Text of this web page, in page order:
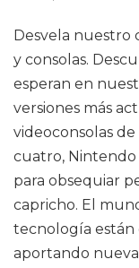
Desvela nuestro
y consolas.
esperan en
versiones más
videoconsolas
cuatro, Nintendo
para obsequiar
capricho. El
tecnología están
aportando